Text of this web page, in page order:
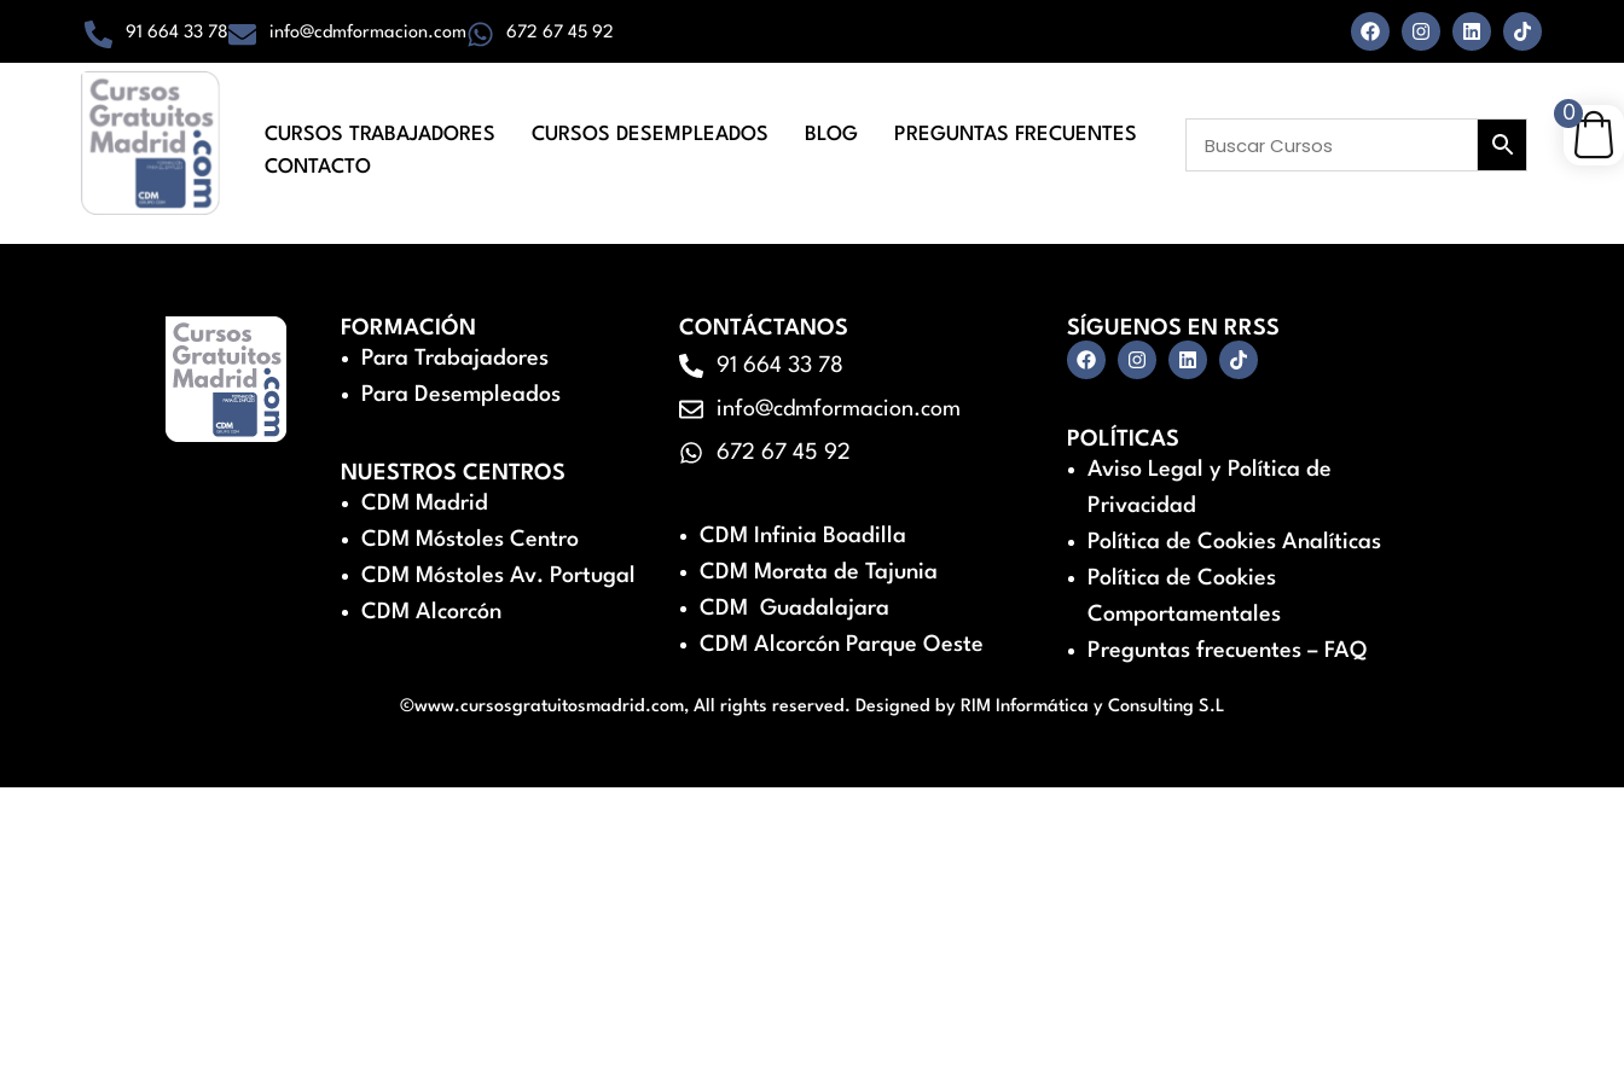
91 664 33 78 info@cdmformacion.com 672 67 45 92
CURSOS TRABAJADORES CURSOS DESEMPLEADOS BLOG
PREGUNTAS FRECUENTES
CONTACTO
FORMACIÓN
Para Trabajadores
Para Desempleados
NUESTROS CENTROS
CDM Madrid
CDM Móstoles Centro
CDM Móstoles Av. Portugal
CDM Alcorcón
CONTÁCTANOS
91 664 33 78
info@cdmformacion.com
672 67 45 92
CDM Infinia Boadilla
CDM Morata de Tajunia
CDM Guadalajara
CDM Alcorcón Parque Oeste
SÍGUENOS EN RRSS
POLÍTICAS
Aviso Legal y Política de
Privacidad
Política de Cookies Analíticas
Política de Cookies
Comportamentales
Preguntas frecuentes – FAQ
©www.cursosgratuitosmadrid.com, All rights reserved. Designed by RIM Informática y Consulting S.L
0